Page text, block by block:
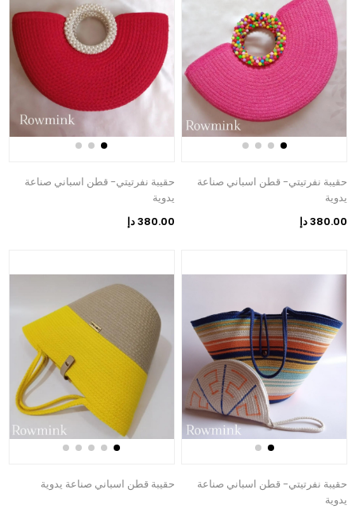
حقيبة نفرتيتي- قطن اسباني صناعة
يدوية
380.00 دإ
حقيبة نفرتيتي- قطن اسباني صناعة
يدوية
380.00 دإ
حقيبة نفرتيتي- قطن اسباني صناعة
يدوية
حقيبة قطن اسباني صناعة يدوية